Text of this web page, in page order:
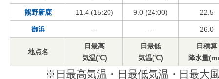
熊野新鹿 11.4 (15:20) 9.0 (24:00) 22.5
御浜 --- --- 26.0
地点名
日最高
気温(℃)
日最低
気温(℃)
日積算
降水量
※日最高気温・日最低気温・日最大